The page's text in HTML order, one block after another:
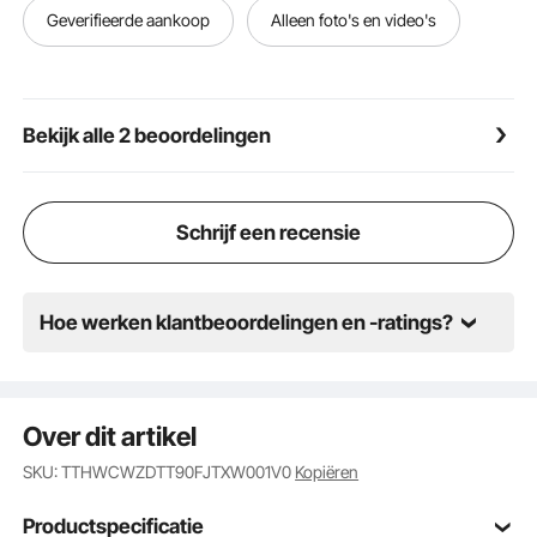
montage snel en gemakkelijk verloopt, zonder
ingewikkelde stappen. Hij is in een mum van tijd klaar
buitenruimtes, zoals tuinen, terrassen en
Geverifieerde aankoop Alleen foto's en video's
Bekijk alle 2 beoordelingen
Schrijf een recensie
Hoe werken klantbeoordelingen en -ratings?
Over dit artikel
SKU: TTHWCWZDTT90FJTXW001V0 Kopiëren
Productspecificatie